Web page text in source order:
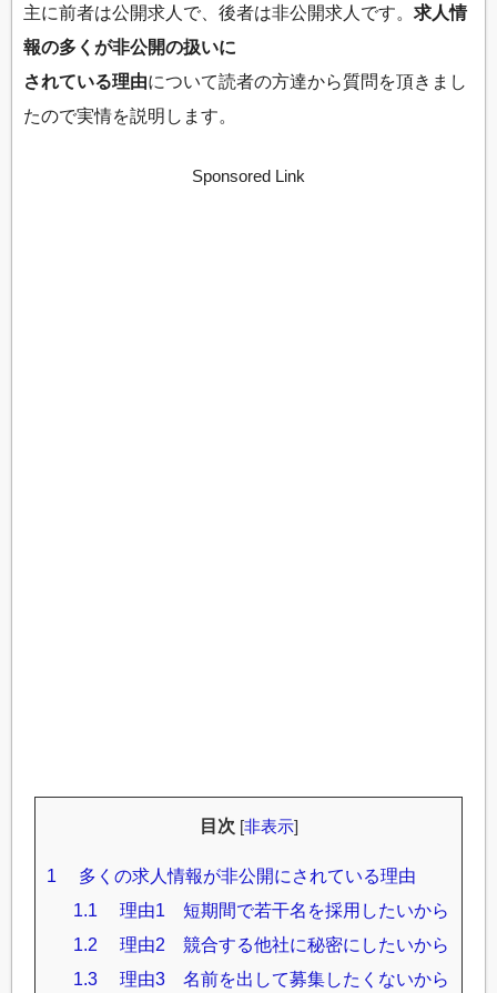
主に前者は公開求人で、後者は非公開求人です。 求人情
報の多くが非公開の扱いに
されている理由について読者の方達から質問を頂きまし
たので実情を説明します。
Sponsored Link
目次 [非表示]
1 多くの求人情報が非公開にされている理由
1.1 理由1 短期間で若干名を採用したいから
1.2 理由2 競合する他社に秘密にしたいから
1.3 理由3 名前を出して募集したくないから